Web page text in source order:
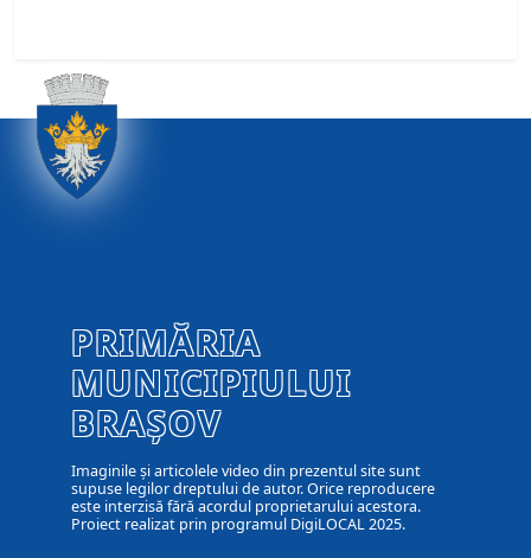
PRIMĂRIA
MUNICIPIULUI
BRAȘOV
Imaginile și articolele video din prezentul site sunt
supuse legilor dreptului de autor. Orice reproducere
este interzisă fără acordul proprietarului acestora.
Proiect realizat prin programul DigiLOCAL 2025.